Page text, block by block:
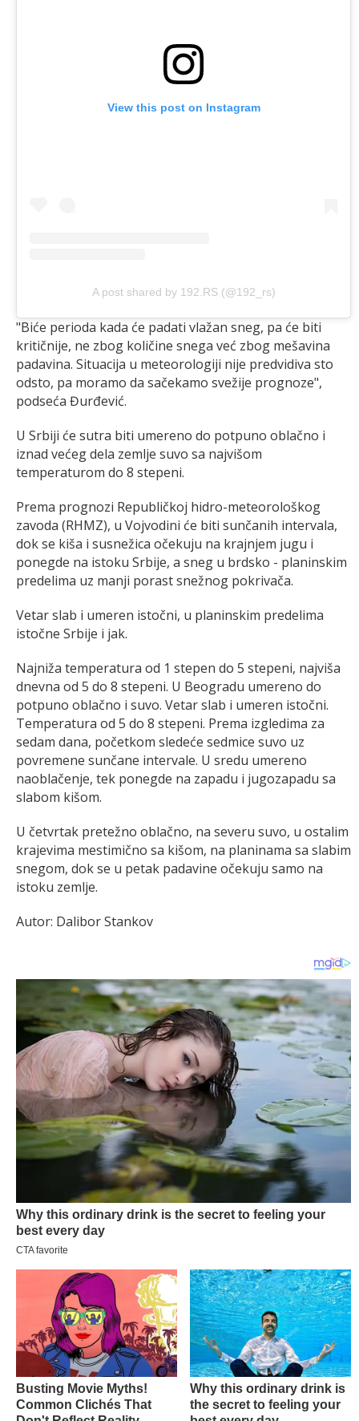
View this post on Instagram
A post shared by 192.RS (@192_rs)
"Biće perioda kada će padati vlažan sneg, pa će biti
kritičnije, ne zbog količine snega već zbog mešavina
padavina. Situacija u meteorologiji nije predvidiva sto
odsto, pa moramo da sačekamo svežije prognoze",
podseća Đurđević.
U Srbiji će sutra biti umereno do potpuno oblačno i
iznad većeg dela zemlje suvo sa najvišom
temperaturom do 8 stepeni.
Prema prognozi Republičkoj hidro-meteorološkog
zavoda (RHMZ), u Vojvodini će biti sunčanih intervala,
dok se kiša i susnežica očekuju na krajnjem jugu i
ponegde na istoku Srbije, a sneg u brdsko - planinskim
predelima uz manji porast snežnog pokrivača.
Vetar slab i umeren istočni, u planinskim predelima
istočne Srbije i jak.
Najniža temperatura od 1 stepen do 5 stepeni, najviša
dnevna od 5 do 8 stepeni. U Beogradu umereno do
potpuno oblačno i suvo. Vetar slab i umeren istočni.
Temperatura od 5 do 8 stepeni. Prema izgledima za
sedam dana, početkom sledeće sedmice suvo uz
povremene sunčane intervale. U sredu umereno
naoblačenje, tek ponegde na zapadu i jugozapadu sa
slabom kišom.
U četvrtak pretežno oblačno, na severu suvo, u ostalim
krajevima mestimično sa kišom, na planinama sa slabim
snegom, dok se u petak padavine očekuju samo na
istoku zemlje.
Autor: Dalibor Stankov